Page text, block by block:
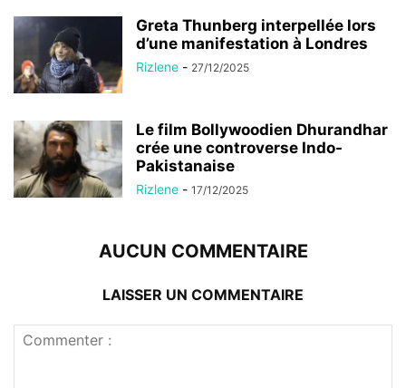
Greta Thunberg interpellée lors
d’une manifestation à Londres
Rizlene - 27/12/2025
Le film Bollywoodien Dhurandhar
crée une controverse Indo-
Pakistanaise
Rizlene - 17/12/2025
AUCUN COMMENTAIRE
LAISSER UN COMMENTAIRE